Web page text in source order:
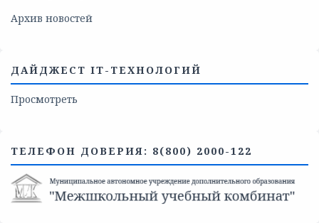
Архив новостей
ДАЙДЖЕСТ IT-ТЕХНОЛОГИЙ
Просмотреть
ТЕЛЕФОН ДОВЕРИЯ: 8(800) 2000-122